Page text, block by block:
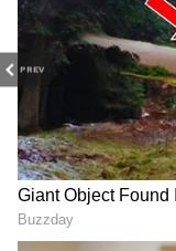
PREV